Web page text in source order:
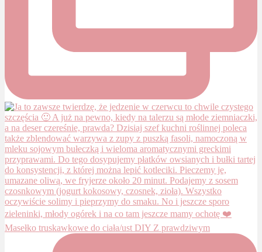
Masełko truskawkowe do ciała/ust DIY Z prawdziwym